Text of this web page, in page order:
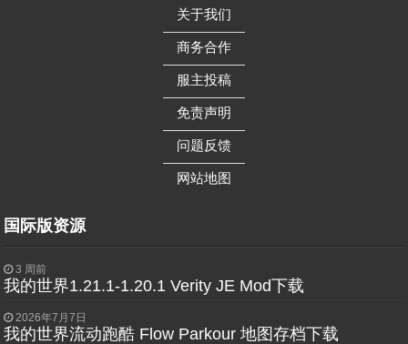
关于我们
——————
商务合作
——————
服主投稿
——————
免责声明
——————
问题反馈
——————
网站地图
国际版资源
3 周前
我的世界1.21.1-1.20.1 Verity JE Mod下载
2026年7月7日
我的世界流动跑酷 Flow Parkour 地图存档下载